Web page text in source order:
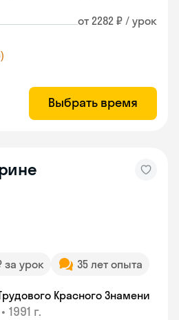
от 2282 ₽ / урок
Выбрать время
за урок 35 лет опыта
Красного Знамени
• 1991 г.